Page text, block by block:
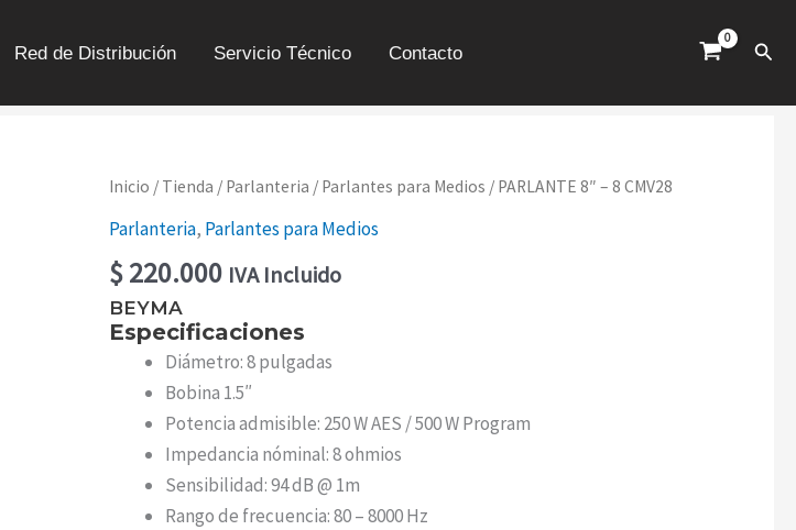
Red de Distribución Servicio Técnico Contacto
Inicio / Tienda / Parlanteria / Parlantes para Medios / PARLANTE 8″ – 8 CMV28
Parlanteria, Parlantes para Medios
$220.000 IVA Incluido
BEYMA
Especificaciones
Diámetro: 8 pulgadas
Bobina 1.5″
Potencia admisible: 250 W AES / 500 W Program
Impedancia nóminal: 8 ohmios
Sensibilidad: 94 dB @ 1m
Rango de frecuencia: 80 – 8000 Hz
PARLANTE
-
CMV28
CANTIDAD